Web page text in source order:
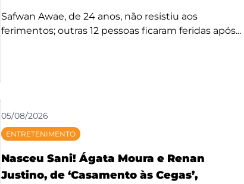
Safwan Awae, de 24 anos, não resistiu aos
ferimentos; outras 12 pessoas ficaram feridas após...
05/08/2026
ENTRETENIMENTO
Nasceu Sani! Ágata Moura e Renan
Justino, de ‘Casamento às Cegas’,